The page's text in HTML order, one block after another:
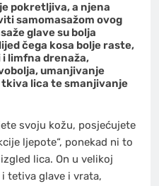
pokretljiva, a njena
samomasažom ovog
glave su bolja
čega kosa bolje raste,
limfna drenaža,
umanjivanje
lica te smanjivanje
svoju kožu, posjećujete
ljepote“, ponekad ni to
lica. On u velikoj
tetiva glave i vrata,